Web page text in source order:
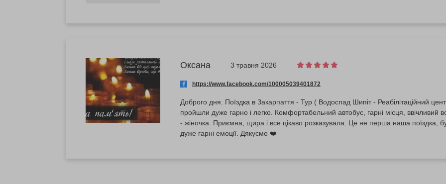
Оксана 3 травня 2026
https://www.facebook.com/100005039401872
Доброго дня. Поїздка в Закарпаття - Тур ( Водоспад Шипіт - Реабілітаційний
пройшли дуже гарно і легко. Комфортабельний автобус, гарні місця, ввічливий
- жіночка. Приємна, щира і все цікаво розказувала. Це не перша наша поїздка,
дуже гарні емоції. Дякуємо ❤️